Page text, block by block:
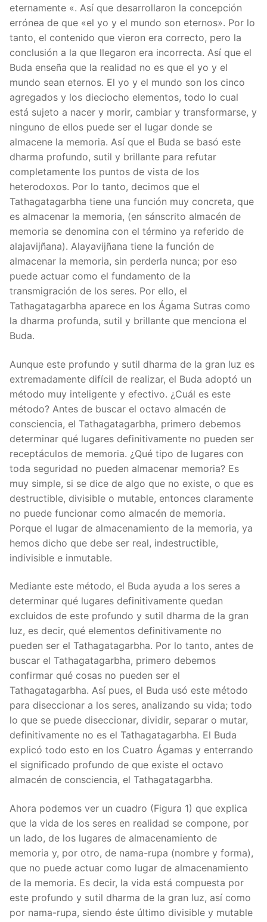
eternamente «. Así que desarrollaron la concepción
errónea de que «el yo y el mundo son eternos». Por lo
tanto, el contenido que vieron era correcto, pero la
conclusión a la que llegaron era incorrecta. Así que el
Buda enseña que la realidad no es que el yo y el
mundo sean eternos. El yo y el mundo son los cinco
agregados y los dieciocho elementos, todo lo cual
está sujeto a nacer y morir, cambiar y transformarse, y
ninguno de ellos puede ser el lugar donde se
almacene la memoria. Así que el Buda se basó este
dharma profundo, sutil y brillante para refutar
completamente los puntos de vista de los
heterodoxos. Por lo tanto, decimos que el
Tathagatagarbha tiene una función muy concreta, que
es almacenar la memoria, (en sánscrito almacén de
memoria se denomina con el término ya referido de
alajavijñana). Alayavijñana tiene la función de
almacenar la memoria, sin perderla nunca; por eso
puede actuar como el fundamento de la
transmigración de los seres. Por ello, el
Tathagatagarbha aparece en los Ágama Sutras como
la dharma profunda, sutil y brillante que menciona el
Buda.
Aunque este profundo y sutil dharma de la gran luz es
extremadamente difícil de realizar, el Buda adoptó un
método muy inteligente y efectivo. ¿Cuál es este
método? Antes de buscar el octavo almacén de
consciencia, el Tathagatagarbha, primero debemos
determinar qué lugares definitivamente no pueden ser
receptáculos de memoria. ¿Qué tipo de lugares con
toda seguridad no pueden almacenar memoria? Es
muy simple, si se dice de algo que no existe, o que es
destructible, divisible o mutable, entonces claramente
no puede funcionar como almacén de memoria.
Porque el lugar de almacenamiento de la memoria, ya
hemos dicho que debe ser real, indestructible,
indivisible e inmutable.
Mediante este método, el Buda ayuda a los seres a
determinar qué lugares definitivamente quedan
excluidos de este profundo y sutil dharma de la gran
luz, es decir, qué elementos definitivamente no
pueden ser el Tathagatagarbha. Por lo tanto, antes de
buscar el Tathagatagarbha, primero debemos
confirmar qué cosas no pueden ser el
Tathagatagarbha. Así pues, el Buda usó este método
para diseccionar a los seres, analizando su vida; todo
lo que se puede diseccionar, dividir, separar o mutar,
definitivamente no es el Tathagatagarbha. El Buda
explicó todo esto en los Cuatro Ágamas y enterrando
el significado profundo de que existe el octavo
almacén de consciencia, el Tathagatagarbha.
Ahora podemos ver un cuadro (Figura 1) que explica
que la vida de los seres en realidad se compone, por
un lado, de los lugares de almacenamiento de
memoria y, por otro, de nama-rupa (nombre y forma),
que no puede actuar como lugar de almacenamiento
de la memoria. Es decir, la vida está compuesta por
este profundo y sutil dharma de la gran luz, así como
por nama-rupa, siendo éste último divisible y mutable